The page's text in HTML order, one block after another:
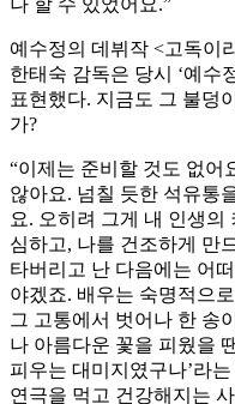
나 할 수 있었어요.”
예수정의 데뷔작 <고독이
한태숙 감독은 당시 ‘예수
표현했다. 지금도 그 불덩
가?
“이제는 준비할 것도 없어
않아요. 넘칠 듯한 석유통
요. 오히려 그게 내 인생의
심하고, 나를 건조하게 만
타버리고 난 다음에는 어
야겠죠. 배우는 숙명적으
그 고통에서 벗어나 한 송
나 아름다운 꽃을 피웠을
피우는 대미지였구나’라
연극을 먹고 건강해지는